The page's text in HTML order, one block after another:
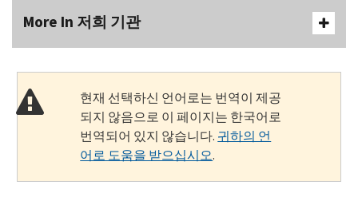
More In 저희 기관
현재 선택하신 언어로는 번역이 제공
되지 않음으로 이 페이지는 한국어로
번역되어 있지 않습니다. 귀하의 언
어로 도움을 받으십시오.